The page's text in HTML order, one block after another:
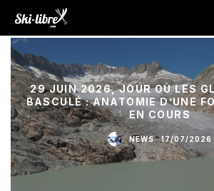
29 JUIN 2026, JOUR OÙ LES
BASCULÉ : ANATOMIE D’UNE
EN COURS
NEWS · 17/07/2026